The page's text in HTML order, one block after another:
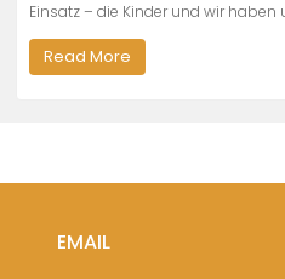
Einsatz – die Kinder und wir haben
Read More
EMAIL